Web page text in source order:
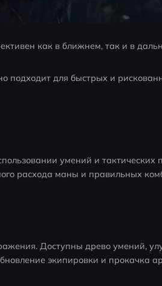
как в ближнем, так и в
подходит для быстрых и
умений и
расхода маны и правильных
Доступны древо умений,
экипировки и прокачка